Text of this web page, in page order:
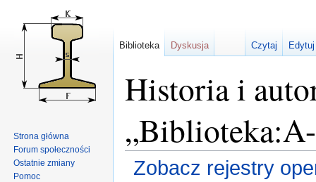
Historia i
Zobacz rejestry
Biblioteka Dyskusja Czytaj
Strona główna
Forum społeczności
Ostatnie zmiany
Pomoc